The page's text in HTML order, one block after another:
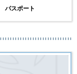
パスポート